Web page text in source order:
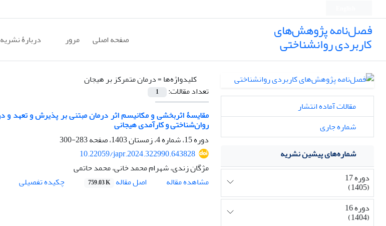
فصل‌نامه پژوهش‌های
کاربردی روانشناختی صفحه اصلی مرور دربارۀ نشریه
کلیدواژه‌ها =درمان متمرکز بر هیجان
تعداد مقالات:
1
روان‌شناختی و کارآمدی هیجانی
دوره 15، شماره 4، زمستان 1403، صفحه
283-300
10.22059/japr.2024.322990.643828
مژگان زندی، شهرام محمد خانی، محمد حاتمی
مشاهده مقاله
اصل مقاله 759.03 K چکیده تفصیلی
مقالات آماده انتشار
شماره جاری
شماره‌های پیشین نشریه
دوره 17
(1405)
دوره 16
(1404)